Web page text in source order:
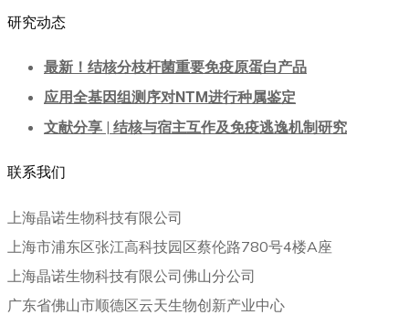
研究动态
最新！结核分枝杆菌重要免疫原蛋白产品
应用全基因组测序对NTM进行种属鉴定
文献分享 | 结核与宿主互作及免疫逃逸机制研究
联系我们
上海晶诺生物科技有限公司
上海市浦东区张江高科技园区蔡伦路780号4楼A座
上海晶诺生物科技有限公司佛山分公司
广东省佛山市顺德区云天生物创新产业中心